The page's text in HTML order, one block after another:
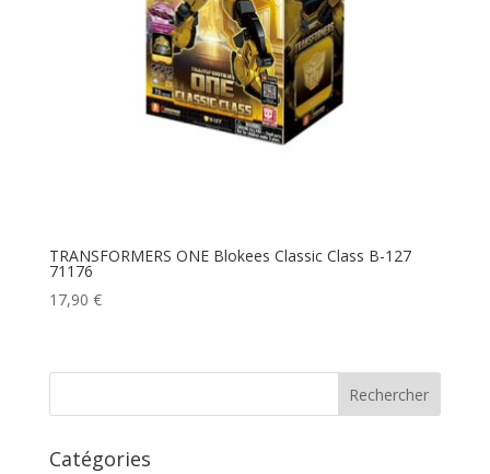
TRANSFORMERS ONE Blokees Classic Class B-127
71176
17,90 €
Catégories